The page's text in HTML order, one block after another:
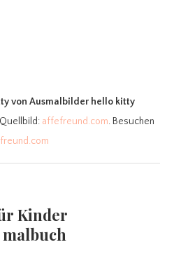
von Ausmalbilder hello kitty
affefreund.com. Besuchen
Kinder